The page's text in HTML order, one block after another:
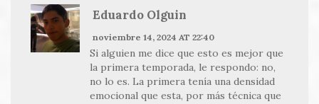
Eduardo Olguin
noviembre 14, 2024 AT 22:40
Si alguien me dice que esto es mejor que
la primera temporada, le respondo: no,
no lo es. La primera tenía una densidad
emocional que esta, por más técnica que